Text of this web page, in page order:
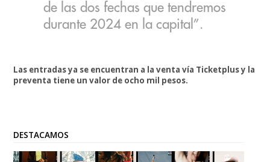
de las dos fechas que tendremos
durante 2024 en la capital”.
Las entradas ya se encuentran a la venta vía Ticketplus y la
preventa tiene un valor de ocho mil pesos.
DESTACAMOS